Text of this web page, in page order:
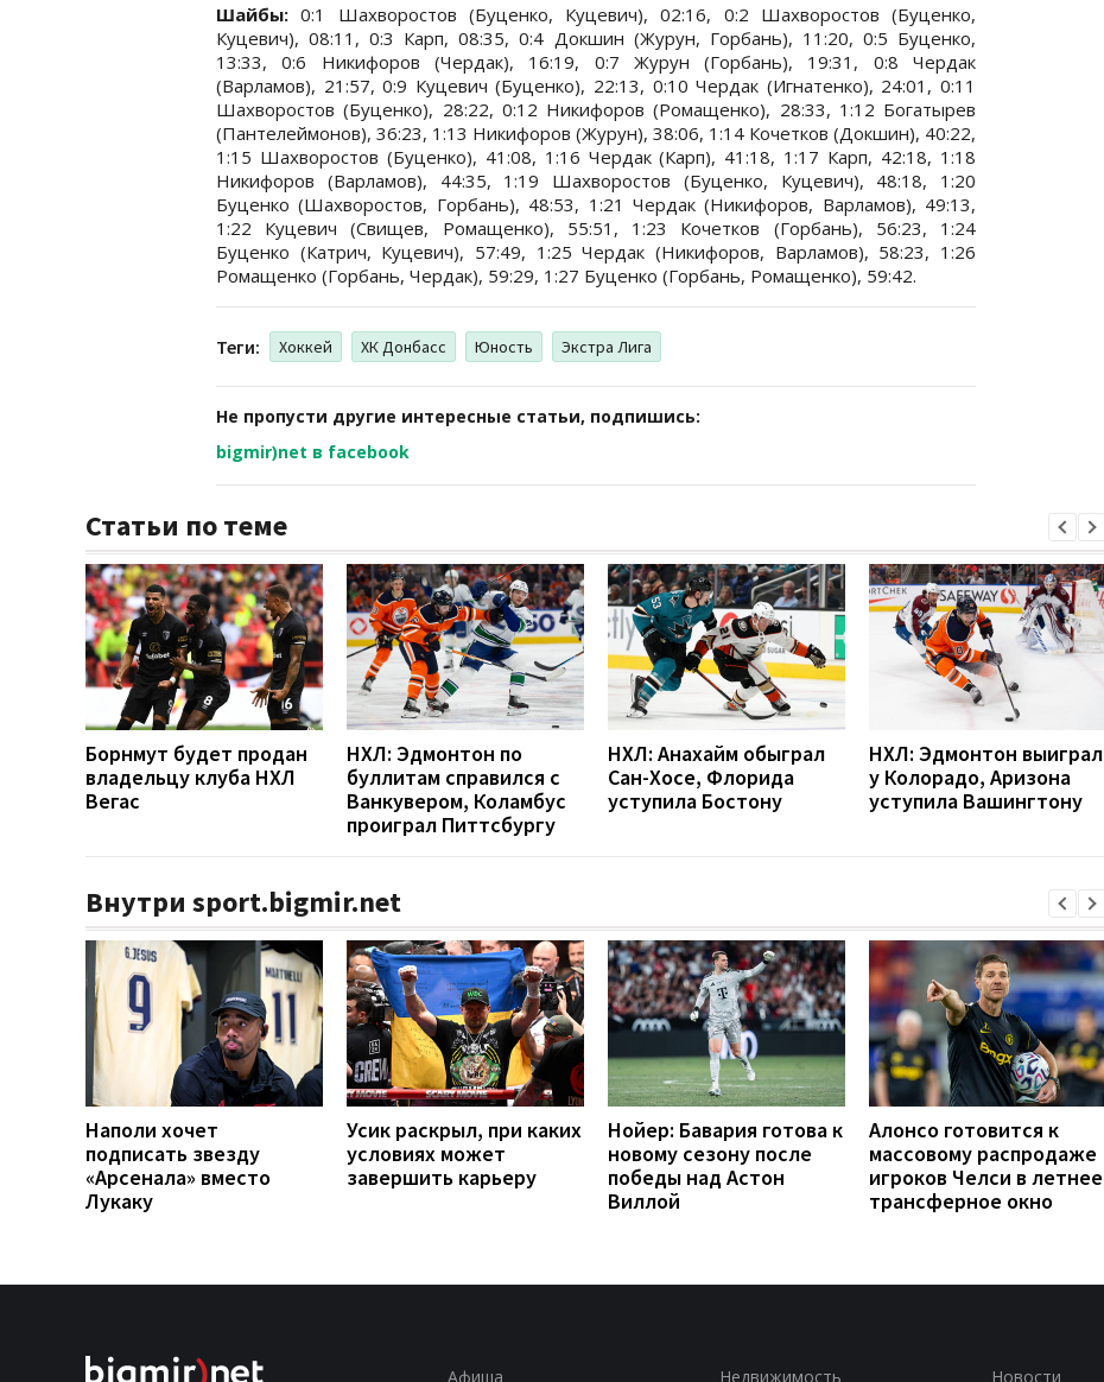
Шайбы: 0:1 Шахворостов (Буценко, Куцевич), 02:16, 0:2 Шахворостов (Буценко,
Куцевич), 08:11, 0:3 Карп, 08:35, 0:4 Докшин (Журун, Горбань), 11:20, 0:5 Буценко,
13:33, 0:6 Никифоров (Чердак), 16:19, 0:7 Журун (Горбань), 19:31, 0:8 Чердак
(Варламов), 21:57, 0:9 Куцевич (Буценко), 22:13, 0:10 Чердак (Игнатенко), 24:01, 0:11
Шахворостов (Буценко), 28:22, 0:12 Никифоров (Ромащенко), 28:33, 1:12 Богатырев
(Пантелеймонов), 36:23, 1:13 Никифоров (Журун), 38:06, 1:14 Кочетков (Докшин), 40:22,
1:15 Шахворостов (Буценко), 41:08, 1:16 Чердак (Карп), 41:18, 1:17 Карп, 42:18, 1:18
Никифоров (Варламов), 44:35, 1:19 Шахворостов (Буценко, Куцевич), 48:18, 1:20
Буценко (Шахворостов, Горбань), 48:53, 1:21 Чердак (Никифоров, Варламов), 49:13,
1:22 Куцевич (Свищев, Ромащенко), 55:51, 1:23 Кочетков (Горбань), 56:23, 1:24
Буценко (Катрич, Куцевич), 57:49, 1:25 Чердак (Никифоров, Варламов), 58:23, 1:26
Ромащенко (Горбань, Чердак), 59:29, 1:27 Буценко (Горбань, Ромащенко), 59:42.
Теги: Хоккей ХК Донбасс Юность Экстра Лига
Не пропусти другие интересные статьи, подпишись:
bigmir)net в facebook
Статьи по теме
Борнмут будет продан
владельцу клуба НХЛ
Вегас
НХЛ: Эдмонтон по
буллитам справился с
Ванкувером, Коламбус
проиграл Питтсбургу
НХЛ: Анахайм обыграл
Сан-Хосе, Флорида
уступила Бостону
НХЛ: Эдмонтон выиграл
у Колорадо, Аризона
уступила Вашингтону
Внутри sport.bigmir.net
Наполи хочет
подписать звезду
«Арсенала» вместо
Лукаку
Усик раскрыл, при каких
условиях может
завершить карьеру
Нойер: Бавария готова к
новому сезону после
победы над Астон
Виллой
Алонсо готовится к
массовому распродаже
игроков Челси в летнее
трансферное окно
Афиша Недвижимость Новости